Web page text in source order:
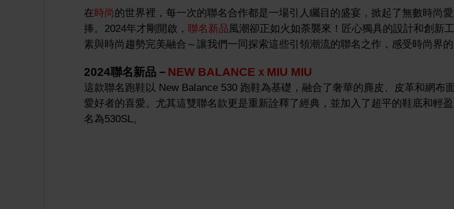
在時尚的世界裡，每一次的聯名合作都是一場引人矚目的盛宴，掀起了無數時尚
捧。 2024年才剛開啟， 聯名新品風潮卻正如火如荼襲來！匠心獨具的設計和創新
素與時尚趨勢完美融合～讓我們一同探索這些引領潮流的聯名之作，感受時尚界的
2024聯名新品－ NEW BALANCEｘMIU MIU
這款聯名跑鞋以 New Balance 530 跑鞋為基礎，融合了奢華的麂皮、皮革和網布
愛好者的喜愛。尤其這雙聯名款更是重新詮釋了經典，並加入了超平的鞋底和輕
名為530SL。